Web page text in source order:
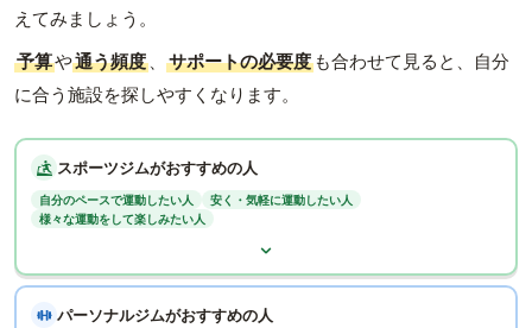
えてみましょう。
予算や通う頻度 、 サポートの必要度 も合わせて見ると、自分
に合う施設を探しやすくなります。
スポーツジムがおすすめの人
自分のペースで運動したい人
安く・気軽に運動したい人
様々な運動をして楽しみたい人
パーソナルジムがおすすめの人